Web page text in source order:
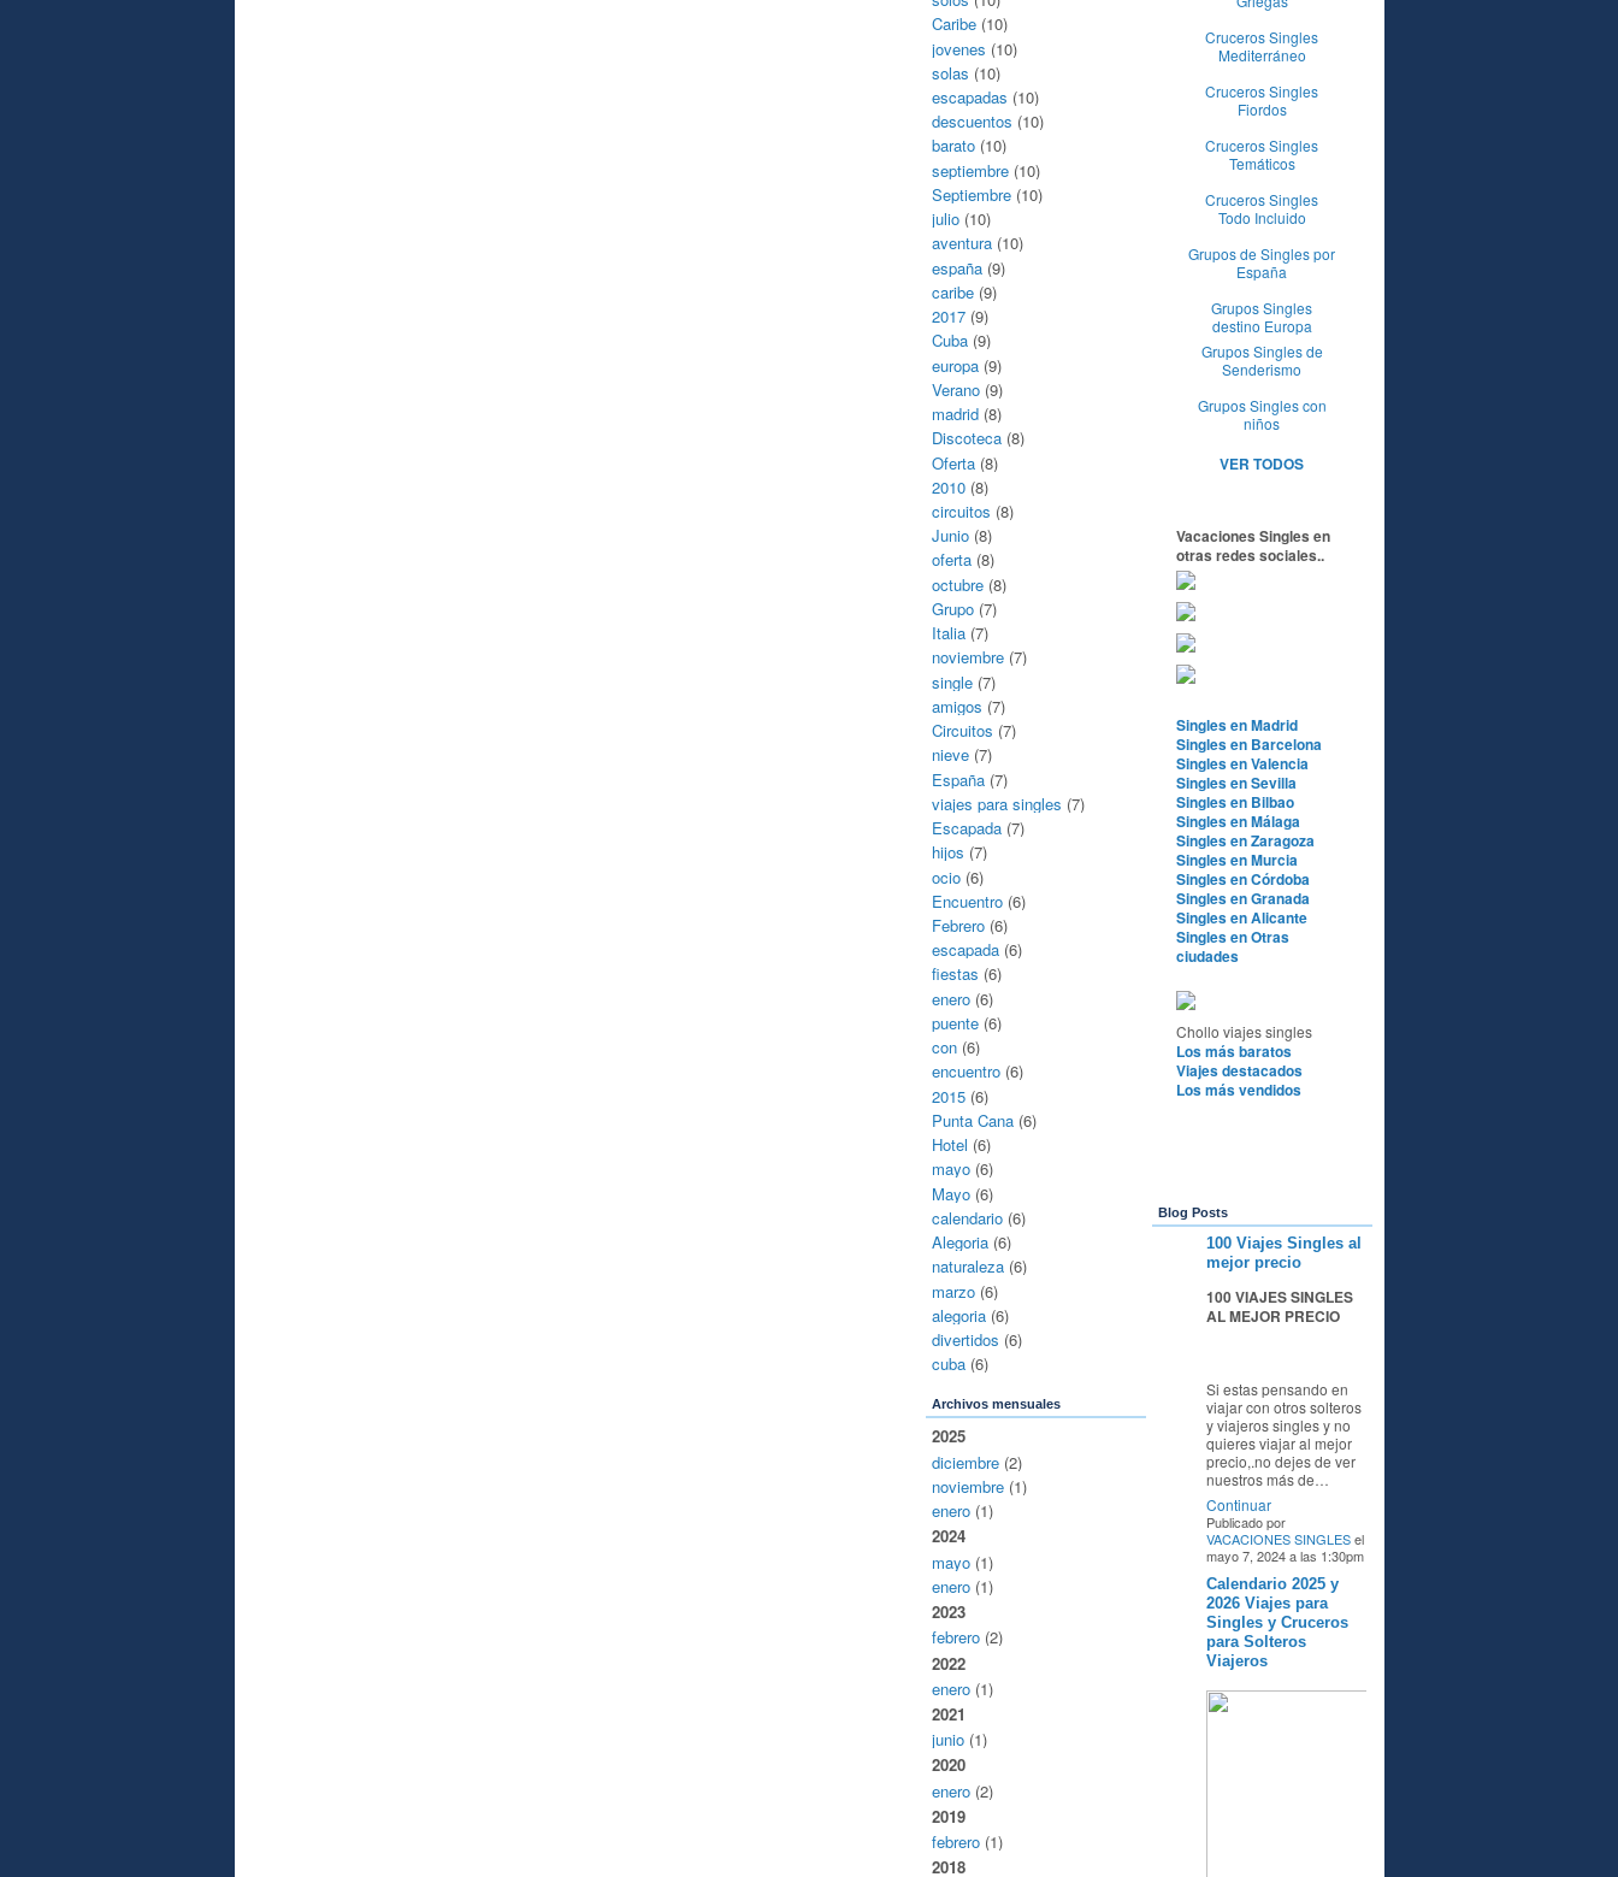
Caribe(10)
jovenes (10)
solas (10)
escapadas (10)
descuentos (10)
barato(10)
septiembre(10)
Septiembre(10)
julio(10)
aventura(10)
españa(9)
caribe(9)
2017(9)
Cuba(9)
europa(9)
Verano(9)
madrid(8)
Discoteca(8)
Oferta(8)
2010(8)
circuitos (8)
Junio(8)
oferta(8)
octubre(8)
Grupo(7)
Italia(7)
noviembre(7)
single(7)
amigos (7)
Circuitos (7)
nieve(7)
España(7)
viajes para singles (7)
Escapada(7)
hijos (7)
ocio(6)
Encuentro(6)
Febrero(6)
escapada(6)
fiestas (6)
enero(6)
puente(6)
con(6)
encuentro(6)
2015(6)
Punta Cana(6)
Hotel (6)
mayo(6)
Mayo(6)
calendario(6)
Alegoria(6)
naturaleza(6)
marzo(6)
alegoria(6)
divertidos (6)
cuba(6)
Archivos mensuales
2025
diciembre(2)
noviembre(1)
enero(1)
2024
mayo(1)
enero(1)
2023
febrero(2)
2022
enero(1)
2021
junio(1)
2020
enero(2)
2019
febrero(1)
2018
Cruceros Singles
Mediterráneo
Cruceros Singles
Fiordos
Cruceros Singles
Temáticos
Cruceros Singles
Todo Incluido
Grupos de Singles por
España
Grupos Singles
destino Europa
Grupos Singles de
Senderismo
Grupos Singles con
niños
VER TODOS
Vacaciones Singles en
otras redes sociales..
Singles en Madrid
Singles en Barcelona
Singles en Valencia
Singles en Sevilla
Singles en Bilbao
Singles en Málaga
Singles en Zaragoza
Singles en Murcia
Singles en Córdoba
Singles en Granada
Singles en Alicante
Singles en Otras
ciudades
Chollo viajes singles
Los más baratos
Viajes destacados
Los más vendidos
Blog Posts
100 Viajes Singles al
mejor precio
100 VIAJES SINGLES
AL MEJOR PRECIO
Si estas pensando en
viajar con otros solteros
y viajeros singles y no
quieres viajar al mejor
precio,.no dejes de ver
nuestros más de…
Continuar
Publicado por
VACACIONES SINGLESel
mayo 7, 2024 a las 1:30pm
Calendario 2025 y
2026 Viajes para
Singles y Cruceros
para Solteros
Viajeros